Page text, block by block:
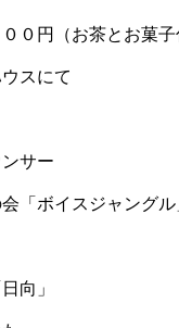
０円（お茶とお菓子
スにて
サー
「ボイスジャングル
向」